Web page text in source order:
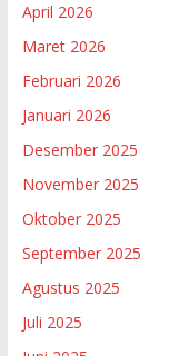
April 2026
Maret 2026
Februari 2026
Januari 2026
Desember 2025
November 2025
Oktober 2025
September 2025
Agustus 2025
Juli 2025